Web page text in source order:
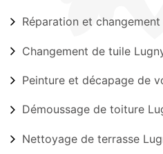
Réparation et
Changement de tuile
Peinture et décapage de
Démoussage de toiture
Nettoyage de terrasse